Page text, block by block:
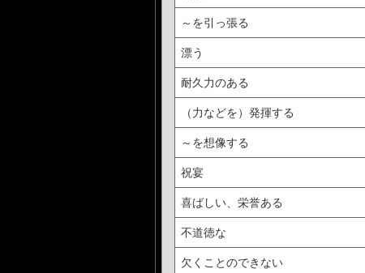
～を引っ張る
漂う
耐久力のある
（力などを）発揮する
～を想像する
祝宴
喜ばしい、栄誉ある
不道徳な
欠くことのできない